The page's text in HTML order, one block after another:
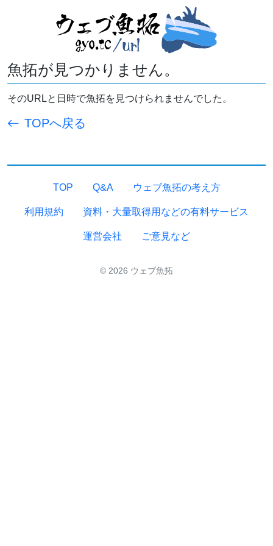
魚拓が見つかりません。
そのURLと日時で魚拓を見つけられませんでした。
TOPへ戻る
TOP Q&A ウェブ魚拓の考え方
利用規約 資料・大量取得用などの有料サービス
運営会社 ご意見など
© 2026 ウェブ魚拓